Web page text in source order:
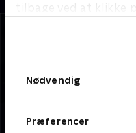
tilbage ved at klikke
Nødvendig
Præferencer